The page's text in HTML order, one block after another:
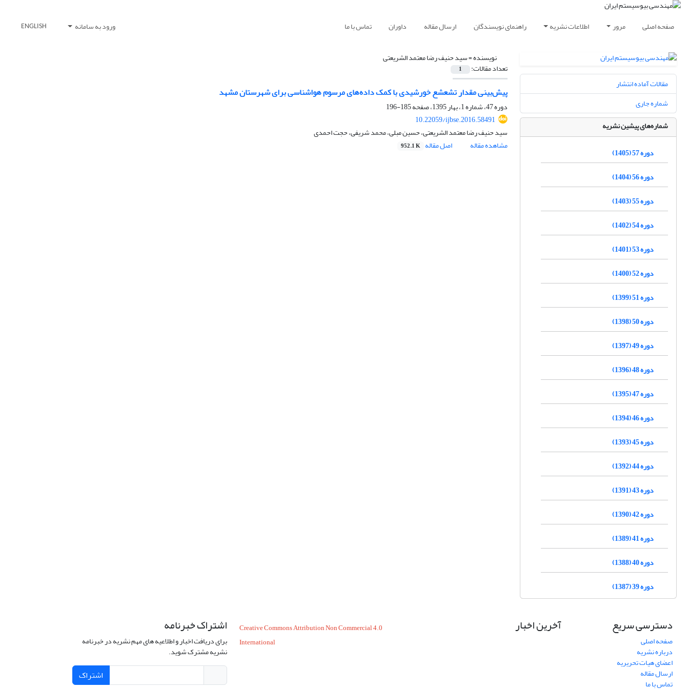
صفحه اصلی مرور اطلاعات نشریه راهنمای نویسندگان ارسال مقاله داوران تماس با ما ورود به سامانه ENGLISH
نویسنده =سید حنیف رضا معتمد الشریعتی
تعداد مقالات: 1
پیش‌بینی مقدار تشعشع خورشیدی با کمک داده‌های مرسوم هواشناسی برای شهرستان مشهد
دوره 47، شماره 1، بهار 1395، صفحه
185-196
10.22059/ijbse.2016.58491
سید حنیف رضا معتمد الشریعتی، حسین مبلی، محمد شریفی، حجت احمدی
مشاهده مقاله
اصل مقاله 952.1 K
مقالات آماده انتشار
شماره جاری
شماره‌های پیشین نشریه
دوره 57 (1405)
دوره 56 (1404)
دوره 55 (1403)
دوره 54 (1402)
دوره 53 (1401)
دوره 52 (1400)
دوره 51 (1399)
دوره 50 (1398)
دوره 49 (1397)
دوره 48 (1396)
دوره 47 (1395)
دوره 46 (1394)
دوره 45 (1393)
دوره 44 (1392)
دوره 43 (1391)
دوره 42 (1390)
دوره 41 (1389)
دوره 40 (1388)
دوره 39 (1387)
دسترسی سریع
صفحه اصلی
درباره نشریه
اعضای هیات تحریریه
ارسال مقاله
تماس با ما
آخرین اخبار
Creative Commons Attribution Non Commercial 4.0
International
اشتراک خبرنامه
برای دریافت اخبار و اطلاعیه های مهم نشریه در خبرنامه
نشریه مشترک شوید.
اشتراک